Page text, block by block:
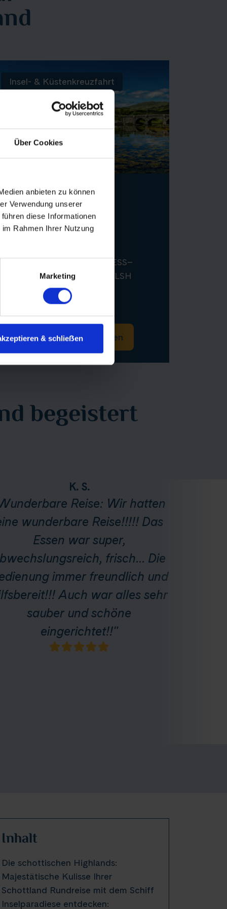
Über Cookies
anbieten zu können
Verwendung unserer
diese Informationen
Rahmen Ihrer Nutzung
Marketing
& schlieẞen
Insel- & Küstenkreuzfahrt
Lord of the Highlands
Traumhafte Seen- und
Küstenlandschaften
(EDINBURGH–) INVERNESS–
OBAN–KYLE OF LOCHALSH
August 2026
Informationen Buchen
begeistert
K. S.
Reise: Wir hatten
wunderbare Reise!!!!! Das
Essen war super,
frisch... Die
immer freundlich und
Auch war alles sehr
sauber und schöne
eingerichtet!!"
Inhalt
Die schottischen Highlands:
Majestätische Kulisse Ihrer
Schottland Rundreise mit dem Schiff
Inselparadiese entdecken: